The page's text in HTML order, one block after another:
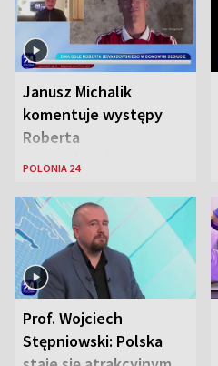
Janusz Michalik
komentuje występy
Roberta
Lewandowskiego w
Zjednoczonych
POLONIA 24
Prof. Wojciech
Stępniowski: Polska